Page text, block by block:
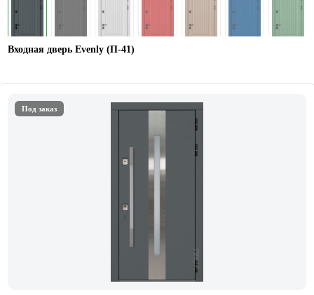
Входная дверь Evenly (П-41)
Под заказ